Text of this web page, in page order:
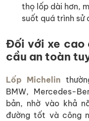
thọ lốp dài hơn,
suốt quá trình sử
Đối với xe cao
cầu an toàn
Lốp Michelin
BMW, Mercedes-
bản, nhờ vào khả
đường tốt và công